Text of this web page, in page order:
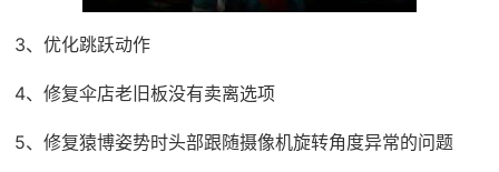
3、优化跳跃动作
4、修复伞店老旧板没有卖离选项
5、修复猿博姿势时头部跟随摄像机旋转角度异常的问题